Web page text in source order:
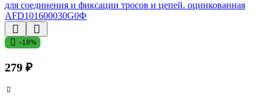
-18%
279 ₽